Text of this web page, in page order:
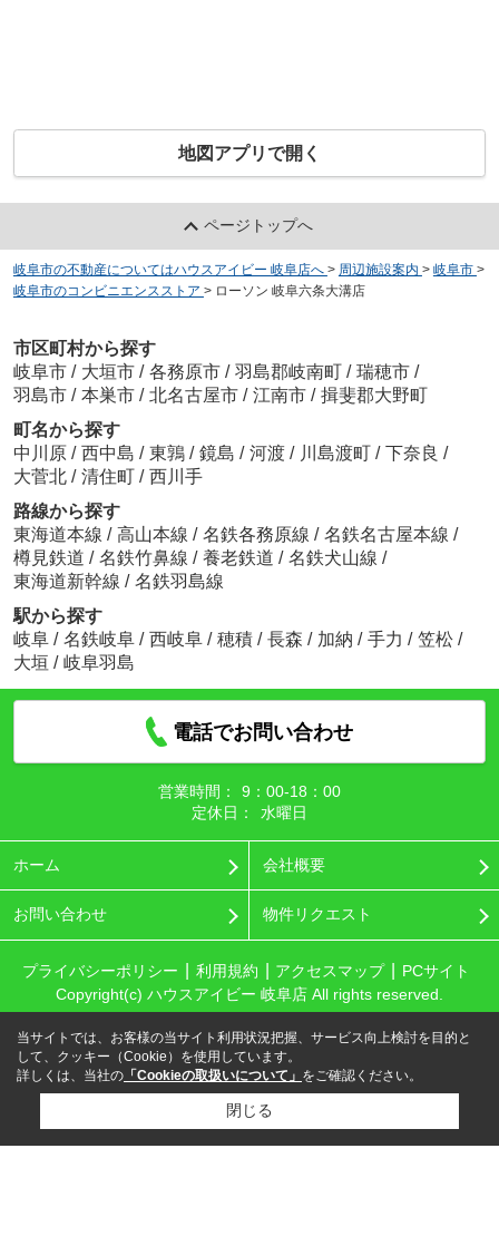
地図アプリで開く
ページトップへ
岐阜市の不動産についてはハウスアイビー 岐阜店へ > 周辺施設案内 > 岐阜市 >
岐阜市のコンビニエンスストア > ローソン 岐阜六条大溝店
市区町村から探す
岐阜市 / 大垣市 / 各務原市 / 羽島郡岐南町 / 瑞穂市 /
羽島市 / 本巣市 / 北名古屋市 / 江南市 / 揖斐郡大野町
町名から探す
中川原 / 西中島 / 東鶉 / 鏡島 / 河渡 / 川島渡町 / 下奈良 /
大菅北 / 清住町 / 西川手
路線から探す
東海道本線 / 高山本線 / 名鉄各務原線 / 名鉄名古屋本線 /
樽見鉄道 / 名鉄竹鼻線 / 養老鉄道 / 名鉄犬山線 /
東海道新幹線 / 名鉄羽島線
駅から探す
岐阜 / 名鉄岐阜 / 西岐阜 / 穂積 / 長森 / 加納 / 手力 / 笠松 /
大垣 / 岐阜羽島
電話でお問い合わせ
営業時間：
9：00‐18：00
定休日：
水曜日
ホーム 会社概要
お問い合わせ 物件リクエスト
プライバシーポリシー 利用規約 アクセスマップ
PCサイト
Copyright(c) ハウスアイビー 岐阜店 All rights reserved.
当サイトでは、お客様の当サイト利用状況把握、サービス向上検討を目的と
して、クッキー（Cookie）を使用しています。
詳しくは、当社の 「Cookieの取扱いについて」 をご確認ください。
閉じる